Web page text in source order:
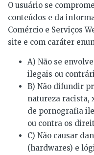
O usuário se
conteúdos e da
Comércio e Serviços
site e com caráter
A) Não se
ilegais ou
B) Não difundir
natureza racista,
de pornografia
ou contra os
C) Não causar
(hardwares) e